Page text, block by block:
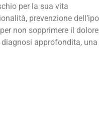
per la sua vita
prevenzione
non sopprimere il
approfondita, una